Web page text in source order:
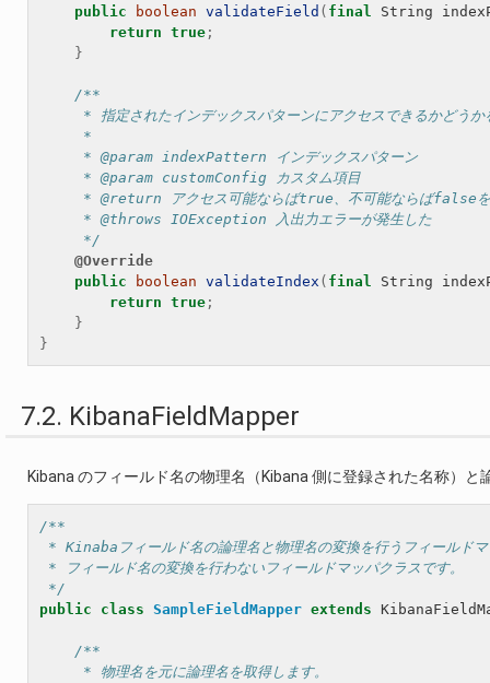
public
boolean validateField ( final String
return true ;
}
/**
* 指定されたインデックスパターンにアクセスできるかどうか
     *
     * @param indexPattern インデックスパターン
     * @param customConfig カスタム項目
* @return アクセス可能ならばtrue、不可能ならばfalseを
     * @throws IOException 入出力エラーが発生した
     */
@Override
public
boolean validateIndex ( final String
return true ;
}
}
7.2. KibanaFieldMapper
Kibana のフィールド名の物理名（Kibana 側に登録された名称）
/**
* Kinabaフィールド名の論理名と物理名の変換を行うフィールド
* フィールド名の変換を行わないフィールドマッパクラスです。
*/
public
class SampleFieldMapper extends
/**
     * 物理名を元に論理名を取得します。